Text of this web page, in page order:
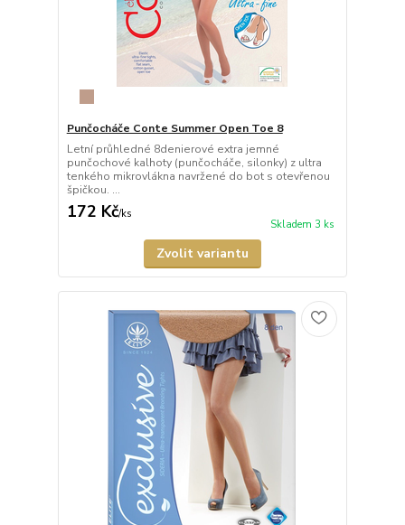
Punčocháče Conte Summer Open Toe 8
Letní průhledné 8denierové extra jemné
punčochové kalhoty (punčocháče, silonky) z ultra
tenkého mikrovlákna navržené do bot s otevřenou
špičkou. ...
172 Kč/ks
Skladem 3 ks
Zvolit variantu